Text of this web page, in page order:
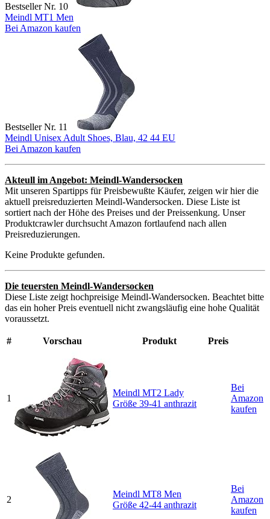
Bestseller Nr. 10
Meindl MT1 Men
Bei Amazon kaufen
Bestseller Nr. 11
Meindl Unisex Adult Shoes, Blau, 42 44 EU
Bei Amazon kaufen
Akteull im Angebot: Meindl-Wandersocken
Mit unseren Spartipps für Preisbewußte Käufer, zeigen wir hier die
aktuell preisreduzierten Meindl-Wandersocken. Diese Liste ist
sortiert nach der Höhe des Preises und der Preissenkung. Unser
Produktcrawler durchsucht Amazon fortlaufend nach allen
Preisreduzierungen.
Keine Produkte gefunden.
Die teuersten Meindl-Wandersocken
Diese Liste zeigt hochpreisige Meindl-Wandersocken. Beachtet bitte
das ein hoher Preis eventuell nicht zwangsläufig eine hohe Qualität
voraussetzt.
# Vorschau Produkt Preis
1
Meindl MT2 Lady
Größe 39-41 anthrazit
Bei
Amazon
kaufen
2
Meindl MT8 Men
Größe 42-44 anthrazit
Bei
Amazon
kaufen